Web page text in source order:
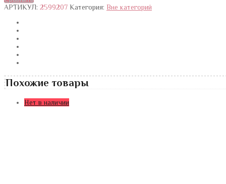
"Пистолет"
АРТИКУЛ: 2599207 Категория: Вне категорий
Похожие товары
Нет в наличии